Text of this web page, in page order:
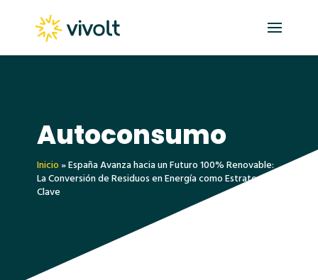
Autoconsumo
Inicio»España Avanza hacia un Futuro 100% Renovable:
La Conversión de Residuos en Energía como Estrategia
Clave